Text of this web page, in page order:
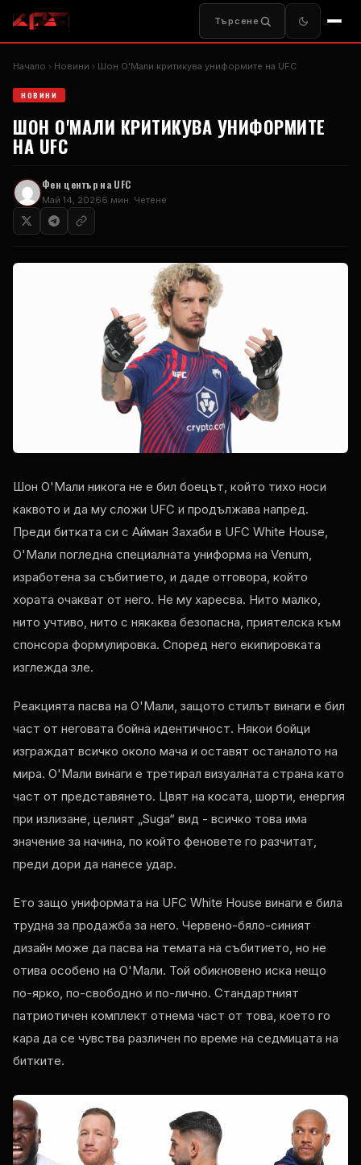
Търсене
Начало Новини Шон О'Мали критикува униформите на UFC
НОВИНИ
ШОН О'МАЛИ КРИТИКУВА УНИФОРМИТЕ
НА UFC
Фен център на UFC
Май 14, 20266 мин. Четене
Шон О'Мали никога не е бил боецът, който тихо носи
каквото и да му сложи UFC и продължава напред.
Преди битката си с Айман Захаби в UFC White House,
О'Мали погледна специалната униформа на Venum,
изработена за събитието, и даде отговора, който
хората очакват от него. Не му харесва. Нито малко,
нито учтиво, нито с някаква безопасна, приятелска към
спонсора формулировка. Според него екипировката
изглежда зле.
Реакцията пасва на О'Мали, защото стилът винаги е бил
част от неговата бойна идентичност. Някои бойци
изграждат всичко около мача и оставят останалото на
мира. О'Мали винаги е третирал визуалната страна като
част от представянето. Цвят на косата, шорти, енергия
при излизане, целият „Suga“ вид - всичко това има
значение за начина, по който феновете го разчитат,
преди дори да нанесе удар.
Ето защо униформата на UFC White House винаги е била
трудна за продажба за него. Червено-бяло-синият
дизайн може да пасва на темата на събитието, но не
отива особено на О'Мали. Той обикновено иска нещо
по-ярко, по-свободно и по-лично. Стандартният
патриотичен комплект отнема част от това, което го
кара да се чувства различен по време на седмицата на
битките.